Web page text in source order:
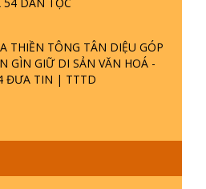
THIỀN TÔNG TÂN DIỆU GÓP
GÌN GIỮ DI SẢN VĂN HOÁ -
ĐƯA TIN | TTTD